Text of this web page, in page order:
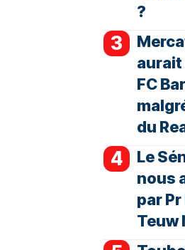
?
aurait
FC
du
Le
nous
par
Teuw